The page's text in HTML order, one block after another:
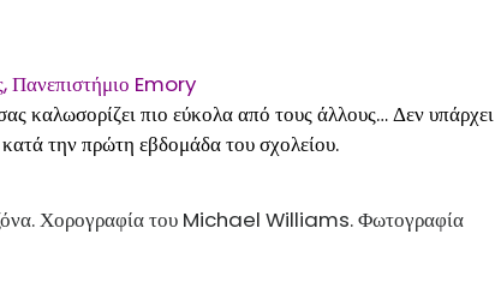
Emory
καλωσορίζει πιο εύκολα από τους άλλους… Δεν υπάρχει
την πρώτη εβδομάδα του σχολείου.
Χορογραφία του Michael Williams. Φωτογραφία